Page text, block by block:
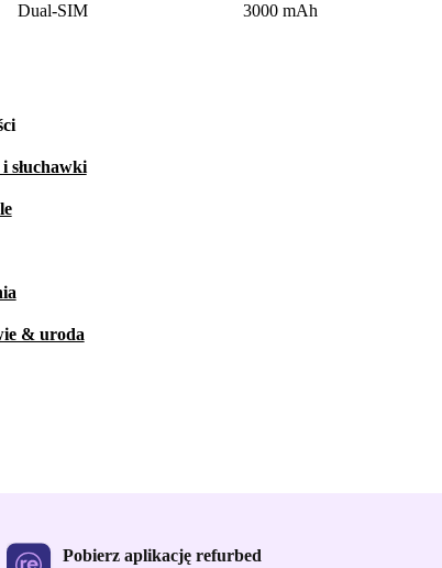
Dual-SIM
3000 mAh
słuchawki
& uroda
Pobierz aplikację refurbed